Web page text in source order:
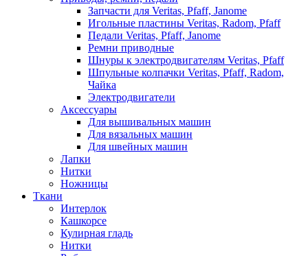
Запчасти для Veritas, Pfaff, Janome
Игольные пластины Veritas, Radom, Pfaff
Педали Veritas, Pfaff, Janome
Ремни приводные
Шнуры к электродвигателям Veritas, Pfaff
Шпульные колпачки Veritas, Pfaff, Radom,
Чайка
Электродвигатели
Аксессуары
Для вышивальных машин
Для вязальных машин
Для швейных машин
Лапки
Нитки
Ножницы
Ткани
Интерлок
Кашкорсе
Кулирная гладь
Нитки